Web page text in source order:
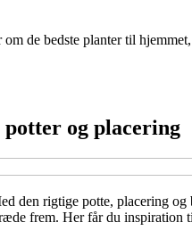
de bedste planter til
og placering
den rigtige potte, placering
frem. Her får du